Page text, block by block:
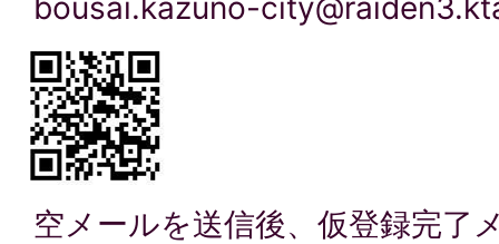
bousai.kazuno-
空メールを送信後、仮登録完了